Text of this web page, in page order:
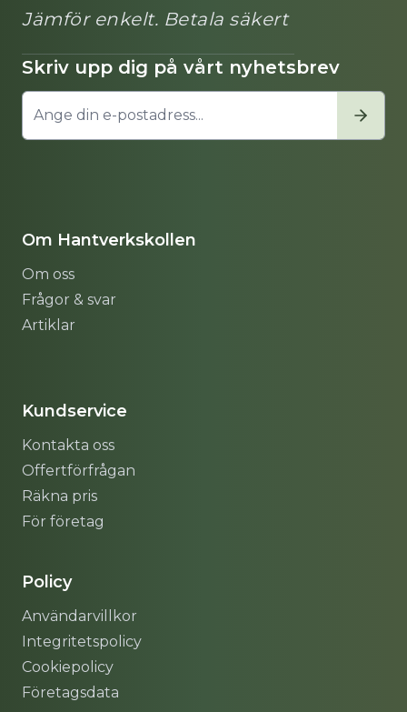
Jämför enkelt. Betala säkert
Skriv upp dig på vårt nyhetsbrev
Om Hantverkskollen
Om oss
Frågor & svar
Artiklar
Kundservice
Kontakta oss
Offertförfrågan
Räkna pris
För företag
Policy
Användarvillkor
Integritetspolicy
Cookiepolicy
Företagsdata